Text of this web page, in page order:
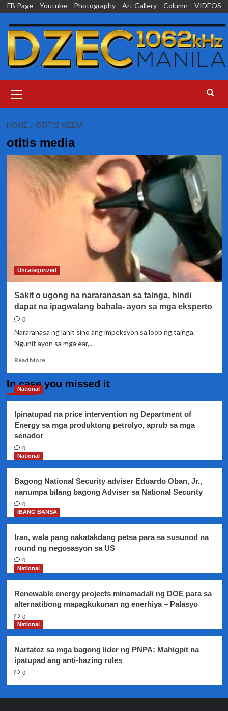
Skip
content
FB Page Youtube Photography Art Gallery Column VIDEOS
Menu
HOME OTITIS MEDIA
otitis media
Uncategorized
Sakit o ugong na nararanasan sa tainga, hindi
dapat na ipagwalang bahala- ayon sa mga eksperto
0
Nararanasa ng lahit sino ang impeksyon sa loob ng tainga.
Ngunit ayon sa mga ear,...
Read MoreRead
Sakit
na
nararanasan
ipagwalang
bahala-
sa
mga
In case you missed it
National
Ipinatupad na price intervention ng Department of
Energy sa mga produktong petrolyo, aprub sa mga
senador
0
National
Bagong National Security adviser Eduardo Oban, Jr.,
nanumpa bilang bagong Adviser sa National Security
0
IBANG BANSA
Iran, wala pang nakatakdang petsa para sa susunod na
round ng negosasyon sa US
0
National
Renewable energy projects minamadali ng DOE para sa
alternatibong mapagkukunan ng enerhiya – Palasyo
0
National
Nartatez sa mga bagong lider ng PNPA: Mahigpit na
ipatupad ang anti-hazing rules
0